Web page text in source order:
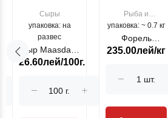
Сыры
упаковка: на
развес
Сыр Maasdam
Sublime Cow
26.60лей/100г.
Рыба и
морепродукты
упаковка: ~ 0.7 кг
Форель
лососевая
Moldovenesc"
235.00лей/кг